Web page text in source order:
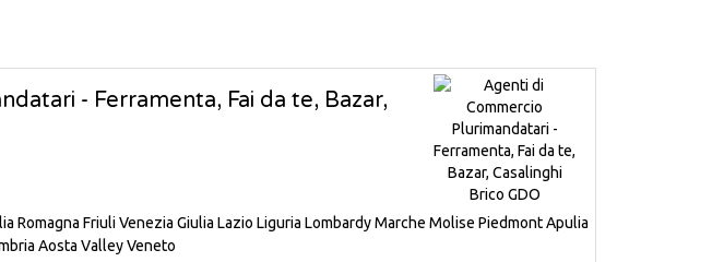
- Ferramenta, Fai da te, Bazar,
Romagna Friuli Venezia Giulia Lazio Liguria LombardyMarche Molise PiedmontApulia
Aosta ValleyVeneto